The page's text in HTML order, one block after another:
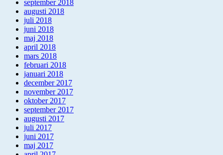
september 2018
augusti 2018
juli 2018
juni 2018
maj 2018
april 2018
mars 2018
februari 2018
januari 2018
december 2017
november 2017
oktober 2017
september 2017
augusti 2017
juli 2017
juni 2017
maj 2017